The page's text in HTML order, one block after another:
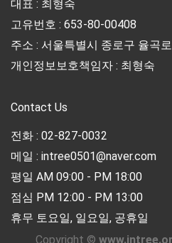
대표 : 최형숙
고유번호 : 653-80-00408
주소 : 서울특별시 종로구 율곡
개인정보보호책임자 : 최형숙
Contact Us
전화 : 02-827-0032
메일 : intree0501@naver.com
평일 AM 09:00 - PM 18:00
점심 PM 12:00 - PM 13:00
휴무 토요일, 일요일, 공휴일
Copyright ©